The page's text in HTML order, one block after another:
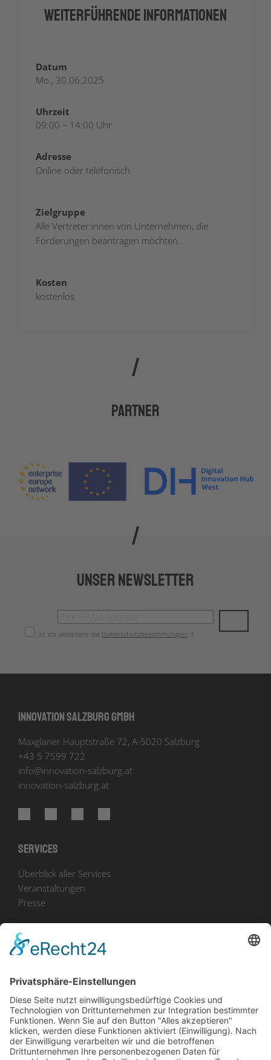
Weiterführende Informationen
Datum
Mo., 30.06.2025
Uhrzeit
09:00 – 14:00 Uhr
Adresse
Online oder telefonisch
Zielgruppe
Alle Vertreter:innen von Unternehmen, die
Förderungen beantragen möchten.
Kosten
kostenlos
Partner
Unser Newsletter
Ja, ich akzeptiere die Datenschutzbestimmungen. *
Innovation Salzburg GmbH
Maxglaner Hauptstraße 72, A-5020 Salzburg
+43 5 7599 722
info@innovation-salzburg.at
innovation-salzburg.at
Services
Überblick aller Services
Veranstaltungen
Presse
Bekanntmachungen
Zu uns
Unser Team
Arbeiten bei Innovation Salzburg